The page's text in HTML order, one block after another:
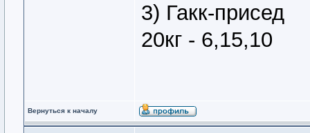
3) Гакк-присед
20кг - 6,15,10
Вернуться к началу